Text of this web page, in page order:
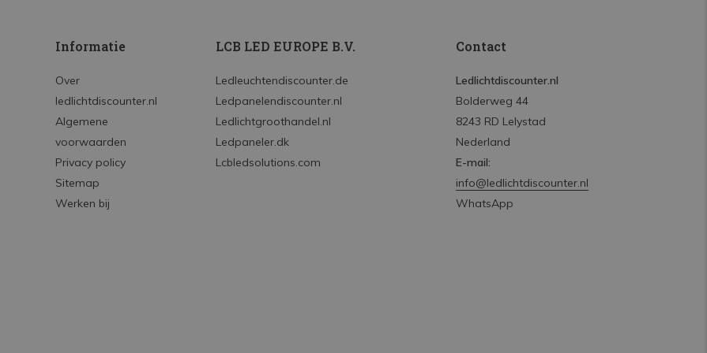
Informatie
Over
ledlichtdiscounter.nl
Algemene
voorwaarden
Privacy policy
Sitemap
Werken bij
LCB LED EUROPE B.V.
Ledleuchtendiscounter.de
Ledpanelendiscounter.nl
Ledlichtgroothandel.nl
Ledpaneler.dk
Lcbledsolutions.com
Contact
Ledlichtdiscounter.nl
Bolderweg 44
8243 RD Lelystad
Nederland
E-mail:
info@ledlichtdiscounter.nl
WhatsApp